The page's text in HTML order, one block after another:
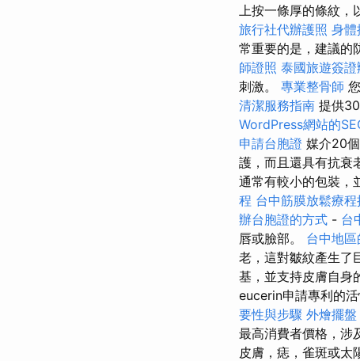
上按一條厚的條紋
旅行社代辦護照 身體
常重要的是，建議的
師證照 泰國旅遊簽
刺激。 專業整骨師
清潔服務指南 提供
WordPress網站的
申請台胞證 媒介20
護，而且還具有抗衰
通常有較小的包裝，
程 台中筋膜放鬆療程
辦台胞證的方式 - 台
唇或臉部。 台中地
老，這對皺紋產生了
基，並支持皮膚自身
eucerin申請專利的活
要性與步驟 外燴擺盤
最高消費者價格，涉
皮膚，痣，雀斑或太